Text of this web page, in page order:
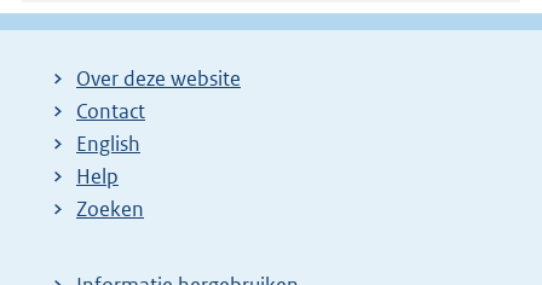
:
Over deze website
Contact
English
Help
Zoeken